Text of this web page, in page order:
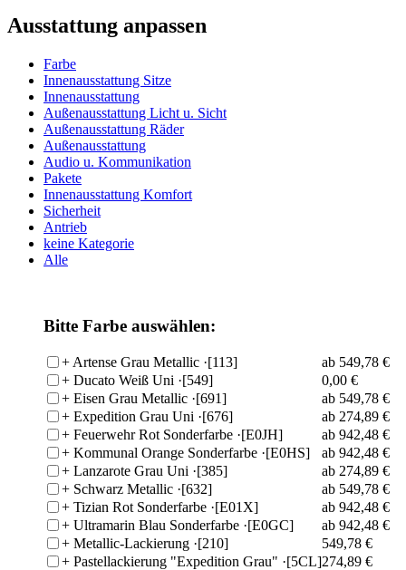
Ausstattung anpassen
Farbe
Innenausstattung Sitze
Innenausstattung
Außenausstattung Licht u. Sicht
Außenausstattung Räder
Außenausstattung
Audio u. Kommunikation
Pakete
Innenausstattung Komfort
Sicherheit
Antrieb
keine Kategorie
Alle
Bitte Farbe auswählen:
+ Artense Grau Metallic ·[113]
ab 549,78 €
+ Ducato Weiß Uni ·[549]
0,00 €
+ Eisen Grau Metallic ·[691]
ab 549,78 €
+ Expedition Grau Uni ·[676]
ab 274,89 €
+ Feuerwehr Rot Sonderfarbe ·[E0JH]
ab 942,48 €
+ Kommunal Orange Sonderfarbe ·[E0HS]
ab 942,48 €
+ Lanzarote Grau Uni ·[385]
ab 274,89 €
+ Schwarz Metallic ·[632]
ab 549,78 €
+ Tizian Rot Sonderfarbe ·[E01X]
ab 942,48 €
+ Ultramarin Blau Sonderfarbe ·[E0GC]
ab 942,48 €
+ Metallic-Lackierung ·[210]
549,78 €
+ Pastellackierung "Expedition Grau" ·[5CL]274,89 €